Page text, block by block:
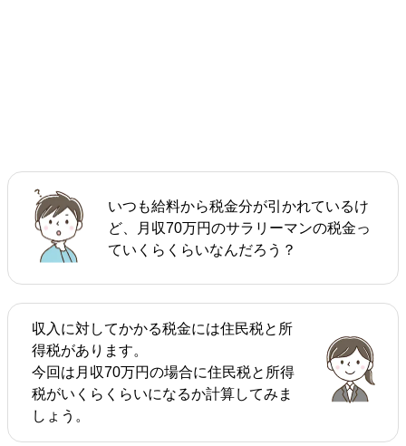
いつも給料から税金分が引かれているけ
ど、月収70万円のサラリーマンの税金っ
ていくらくらいなんだろう？
収入に対してかかる税金には住民税と所
得税があります。
今回は月収70万円の場合に住民税と所得
税がいくらくらいになるか計算してみま
しょう。